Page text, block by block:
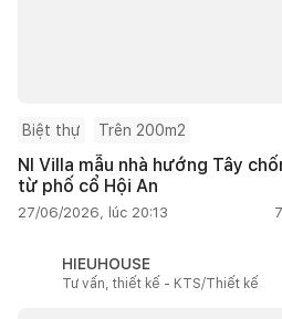
Biệt thự Trên 200m2
NI Villa mẫu nhà hướng Tây
từ phố cổ Hội An
27/06/2026, lúc 20:13 7
HIEUHOUSE
Tư vấn, thiết kế - KTS/Thiết kế